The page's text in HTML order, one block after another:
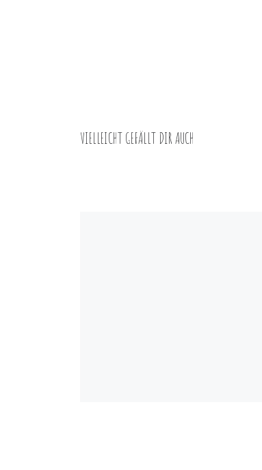
VIELLEICHT GEFÄLLT DIR AUCH